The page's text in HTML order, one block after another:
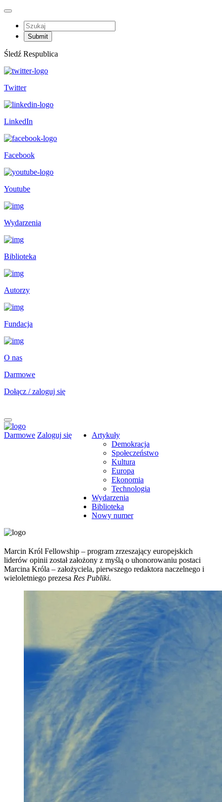
Śledź Respublica
Twitter
LinkedIn
Facebook
Youtube
Wydarzenia
Biblioteka
Autorzy
Fundacja
O nas
Darmowe
Dołącz / zaloguj się
Darmowe Zaloguj się
Artykuły
Demokracja
Społeczeństwo
Kultura
Europa
Ekonomia
Technologia
Wydarzenia
Biblioteka
Nowy numer
Marcin Król Fellowship – program zrzeszający europejskich
liderów opinii został założony z myślą o uhonorowaniu postaci
Marcina Króla – założyciela, pierwszego redaktora naczelnego i
wieloletniego prezesa Res Publiki.